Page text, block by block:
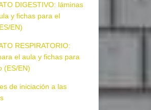
DIGESTIVO: láminas
y fichas para el
EN)
RESPIRATORIO:
el aula y fichas para
(ES/EN)
de iniciación a las